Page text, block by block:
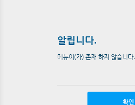
알립니다.
메뉴이(가) 존재 하지 않습니다.